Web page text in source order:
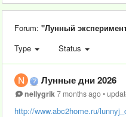
Forum: "Лунный
Type
Status
Лунные дни 2026
nellygrik7 months ago•
http://www.abc2home.ru/